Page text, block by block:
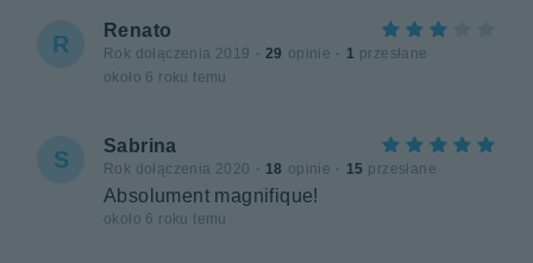
R
Renato
Rok dołączenia 2019 · 29 opinie · 1 przesłane
około 6 roku temu
S
Sabrina
Rok dołączenia 2020 · 18 opinie · 15 przesłane
Absolument magnifique!
około 6 roku temu